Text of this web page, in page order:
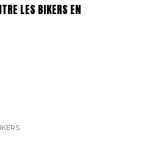
LES BIKERS EN